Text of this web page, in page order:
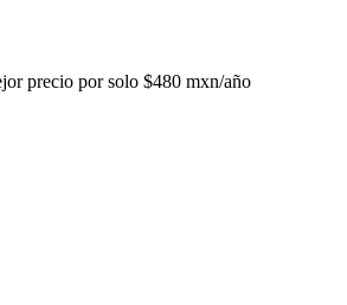
precio por solo $480 mxn/año